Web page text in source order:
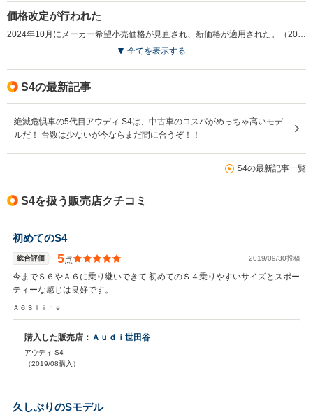
価格改定が行われた
2024年10月にメーカー希望小売価格が見直され、新価格が適用された。（2024.10）
全てを表示する
S4の最新記事
絶滅危惧車の5代目アウディ S4は、中古車のコスパがめっちゃ高いモデ
ルだ！ 台数は少ないが今ならまだ間に合うぞ！！
S4の最新記事一覧
S4を扱う販売店クチコミ
初めてのS4
総合評価 5点 2019/09/30投稿
今までＳ６やＡ６に乗り継いできて 初めてのＳ４乗りやすいサイズとスポー
ティーな感じは良好です。
Ａ６Ｓｌｉｎｅ
購入した販売店： Ａｕｄｉ世田谷
アウディ S4
（2019/08購入）
久しぶりのSモデル